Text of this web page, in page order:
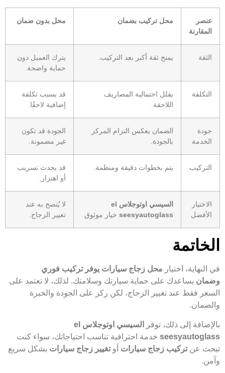
عنصر
المقارنة
محل تركيب بضمان محل بدون ضمان
الثقة يمنح ثقة أكبر بعد التركيب.
يترك العميل دون
حماية واضحة.
التكلفة
يقلل احتمالية المصاريف
اللاحقة.
قد يسبب تكلفة
إضافية لاحقًا.
جودة
الخدمة
الضمان يعكس التزام المركز
بالجودة.
الجودة قد تكون
غير مضمونة.
التركيب يتم بخطوات دقيقة ومنظمة.
قد يحدث تسريب
أو اهتزاز.
الاختيار
الأفضل
السيسي اوتوجلاس el
seesyautoglass خيار موثوق
لا يُنصح به عند
تغيير الزجاج.
الخاتمة
في النهاية، اختيار محل زجاج سيارات يوفر تركيب فوري
وضمان يساعدك على حماية سيارتك وسلامتك. لذلك، لا تعتمد على
السعر فقط عند تغيير الزجاج، لكن ركز على الجودة والخبرة
والضمان.
بالإضافة إلى ذلك، توفر
السيسي اوتوجلاس el
seesyautoglass خدمة احترافية تناسب احتياجاتك، سواء كنت
تبحث عنتركيب زجاج سيارات أوتغيير زجاج سيارات بشكل سريع
وآمن.